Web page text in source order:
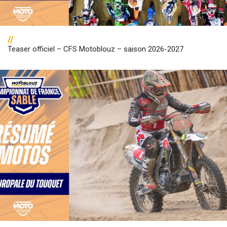
//
Teaser officiel – CFS Motoblouz – saison 2026-2027